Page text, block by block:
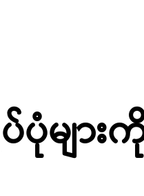
များ